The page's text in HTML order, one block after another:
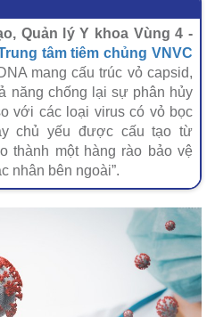
Quản lý Y khoa Vùng 4 -
tâm tiêm chủng VNVC
mang cấu trúc vỏ capsid,
năng chống lại sự phân hủy
với các loại virus có vỏ bọc
chủ yếu được cấu tạo từ
thành một hàng rào bảo vệ
nhân bên ngoài”.